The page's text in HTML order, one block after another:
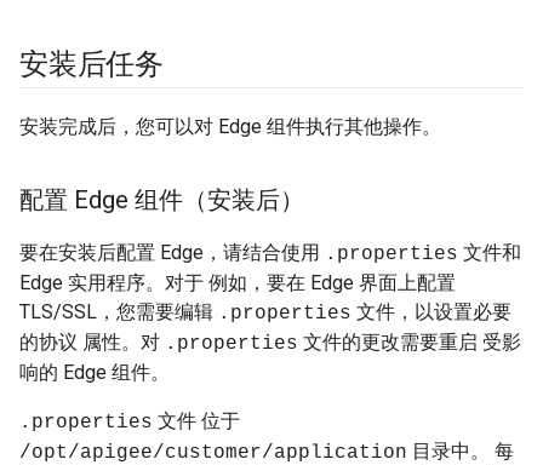
安装后任务
安装完成后，您可以对 Edge 组件执行其他操作。
配置 Edge 组件（安装后）
要在安装后配置 Edge，请结合使用 .properties 文件和
Edge 实用程序。对于 例如，要在 Edge 界面上配置
TLS/SSL，您需要编辑 .properties 文件，以设置必要
的协议 属性。对 .properties 文件的更改需要重启 受影
响的 Edge 组件。
.properties 文件 位于
/opt/apigee/customer/application 目录中。 每